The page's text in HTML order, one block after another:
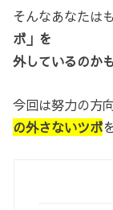
そんなあなたは
ボ」を
外しているのか
今回は努力の方
の外さないツボ